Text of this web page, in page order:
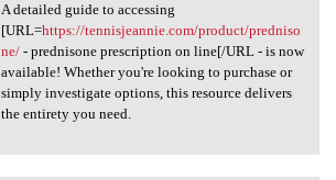
A detailed guide to accessing
[URL=https://tennisjeannie.com/product/predniso
ne/- prednisone prescription on line[/URL - is now
available! Whether you're looking to purchase or
simply investigate options, this resource delivers
the entirety you need.